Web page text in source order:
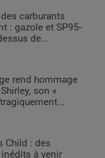
carburants
: gazole et SP95-
de...
rend hommage
son «
Child : des
à venir